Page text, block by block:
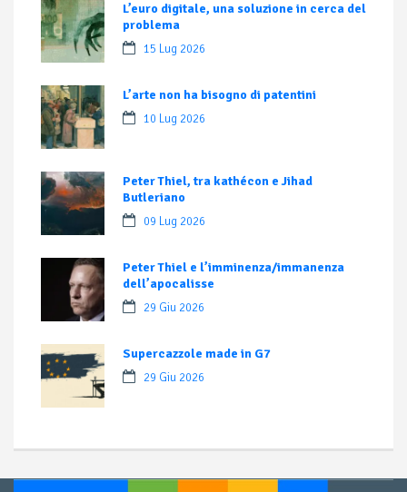
L’euro digitale, una soluzione in cerca del
problema
15 Lug 2026
L’arte non ha bisogno di patentini
10 Lug 2026
Peter Thiel, tra kathécon e Jihad
Butleriano
09 Lug 2026
Peter Thiel e l’imminenza/immanenza
dell’apocalisse
29 Giu 2026
Supercazzole made in G7
29 Giu 2026